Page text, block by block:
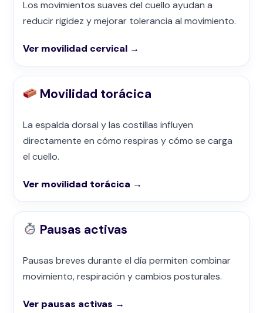
Los movimientos suaves del cuello ayudan a
reducir rigidez y mejorar tolerancia al movimiento.
Ver movilidad cervical →
Movilidad torácica
La espalda dorsal y las costillas influyen
directamente en cómo respiras y cómo se carga
el cuello.
Ver movilidad torácica →
Pausas activas
Pausas breves durante el día permiten combinar
movimiento, respiración y cambios posturales.
Ver pausas activas →